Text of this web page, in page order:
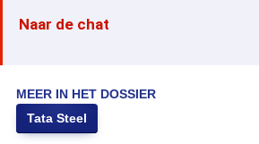
Naar de chat
MEER IN HET DOSSIER
Tata Steel